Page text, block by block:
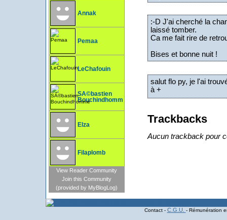
Annak
Pemaa
LeChafouin
SÃ©bastien
Bouchindhomme
Elza
Filaplomb
View Reader Community
Join this Community
(provided by MyBlogLog)
:-D J'ai cherché la
laissé tomber.
Ca me fait rire de
Bises et bonne nuit !
salut flo py, je l'ai
à +
Trackbacks
Aucun trackback pour
Contact - C.G.U. - Rémunération